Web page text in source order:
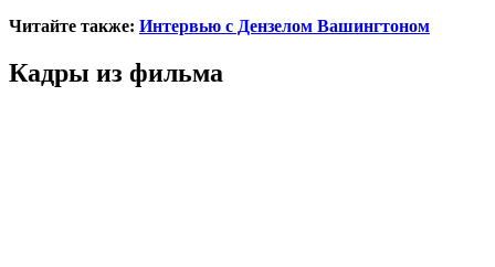
Читайте также: Интервью с Дензелом Вашингтоном
Кадры из фильмa